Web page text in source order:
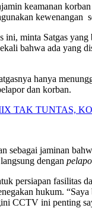
keamanan
kewenangan
ini, minta Satgas
bahwa ada yang
hanya
dan korban.
TAK TUNTAS,
sebagai jaminan
dengan
persiapan fasilitas
hukum.
CCTV ini penting